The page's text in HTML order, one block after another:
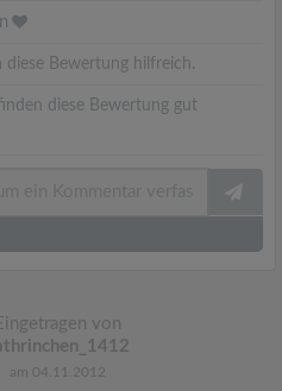
diese Bewertung hilfreich.
finden diese Bewertung gut
von
am 04.11.2012